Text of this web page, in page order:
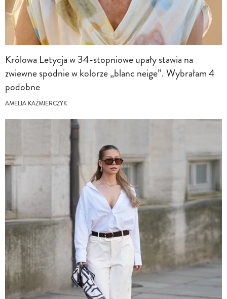
Królowa Letycja w 34-stopniowe upały stawia na
zwiewne spodnie w kolorze „blanc neige”. Wybrałam 4
podobne
AMELIA KAŹMIERCZYK